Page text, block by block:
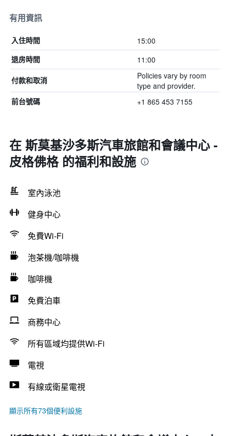
有用資訊
入住時間 15:00
退房時間 11:00
付款和取消
Policies vary by room
type and provider.
前台號碼 +1 865 453 7155
在 斯莫基沙多斯汽車旅館和會議中心 -
皮格佛格 的福利和設施
室內泳池
健身中心
免費Wi-Fi
泡茶機/咖啡機
咖啡機
免費泊車
商務中心
所有區域均提供Wi-Fi
電視
有線或衛星電視
顯示所有73個便利設施